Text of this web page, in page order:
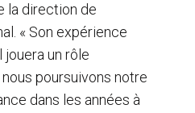
la direction de
« Son expérience
jouera un rôle
poursuivons notre
dans les années à